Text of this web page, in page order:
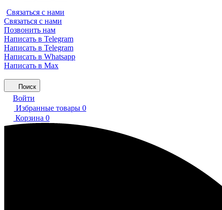
Связаться с нами
Связаться с нами
Позвонить нам
Написать в Telegram
Написать в Telegram
Написать в Whatsapp
Написать в Max
Поиск
Войти
Избранные товары 0
Корзина 0